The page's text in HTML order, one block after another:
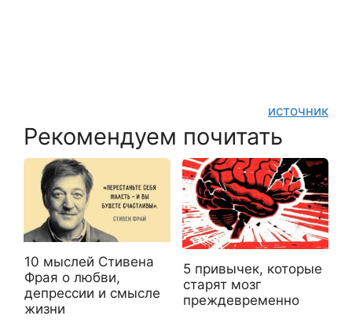
источник
Рекомендуем почитать
10 мыслей Стивена
Фрая о любви,
депрессии и смысле
жизни
5 привычек, которые
старят мозг
преждевременно